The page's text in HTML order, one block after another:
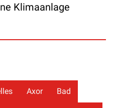
Klimaanlage
Axor Bad